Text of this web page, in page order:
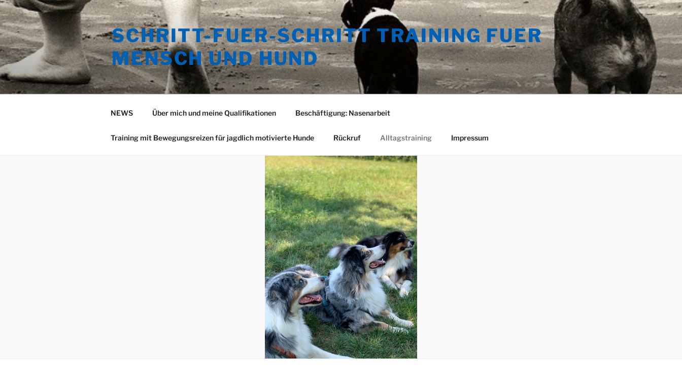
Zum
Inhalt
springen
SCHRITT-FUER-SCHRITT TRAINING FUER
MENSCH UND HUND
NEWS Über mich und meine Qualifikationen Beschäftigung: Nasenarbeit
Training mit Bewegungsreizen für jagdlich motivierte Hunde Rückruf Alltagstraining Impressum